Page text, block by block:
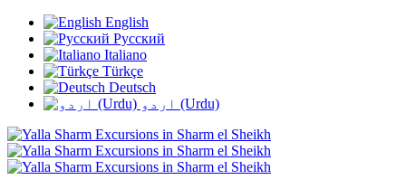
English
Русский
Italiano
Türkçe
Deutsch
اردو (Urdu)